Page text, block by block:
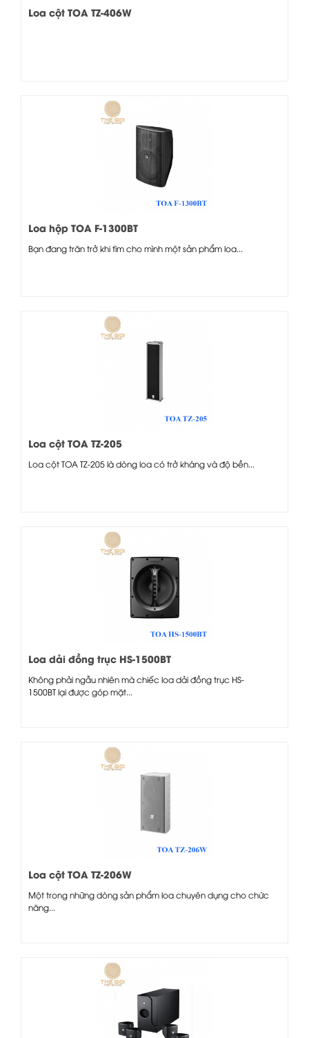
Loa cột TOA TZ-406W
Loa hộp TOA F-1300BT
Bạn đang trăn trở khi tìm cho mình một sản phẩm loa...
Loa cột TOA TZ-205
Loa cột TOA TZ-205 là dòng loa có trở kháng và độ bền...
Loa dải đồng trục HS-1500BT
Không phải ngẫu nhiên mà chiếc loa dải đồng trục HS-
1500BT lại được góp mặt...
Loa cột TOA TZ-206W
Một trong những dòng sản phẩm loa chuyên dụng cho chức
năng...